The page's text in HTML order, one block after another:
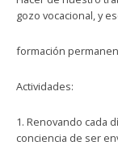
gozo vocacional, y
formación
Actividades:
1. Renovando cada
conciencia de ser